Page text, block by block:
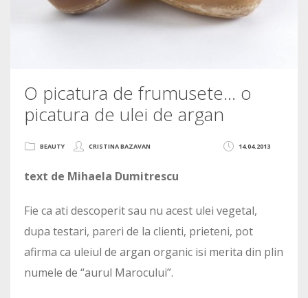
O picatura de frumusete… o
picatura de ulei de argan
14.04.2013
BEAUTY CRISTINA BAZAVAN
text de Mihaela Dumitrescu
Fie ca ati descoperit sau nu acest ulei vegetal,
dupa testari, pareri de la clienti, prieteni, pot
afirma ca uleiul de argan organic isi merita din plin
numele de “aurul Marocului”.